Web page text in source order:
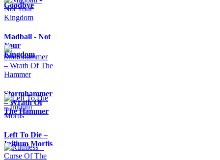
Goodbye
Madball - Not
Your
Kingdom
Stormhammer
– Wrath Of
The Hammer
Left To Die –
Initium Mortis